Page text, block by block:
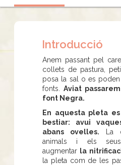
Introducció
Anem passant pel
collets de pastura,
posa la sal o es
fonts.Aviat
font Negra.
En aquesta pleta
bestiar: avui
abans ovelles. La
animals i els
augmentar la
la pleta com de les